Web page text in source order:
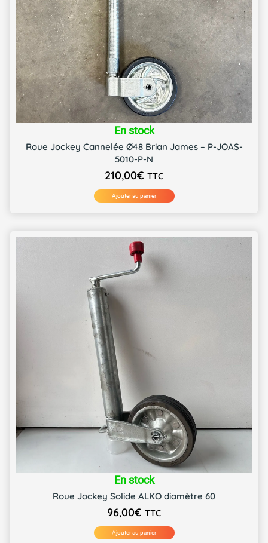
En stock
Roue Jockey Cannelée Ø48 Brian James – P-JOAS-
5010-P-N
210,00€ TTC
Ajouter au panier
En stock
Roue Jockey Solide ALKO diamètre 60
96,00€ TTC
Ajouter au panier